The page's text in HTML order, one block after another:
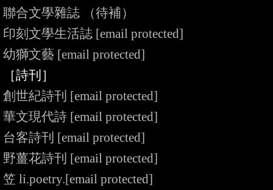
聯合文學雜誌 （待補）
印刻文學生活誌 [email protected]
幼獅文藝 [email protected]
［詩刊］
創世紀詩刊 [email protected]
華文現代詩 [email protected]
台客詩刊 [email protected]
野薑花詩刊 [email protected]
笠 li.poetry.[email protected]